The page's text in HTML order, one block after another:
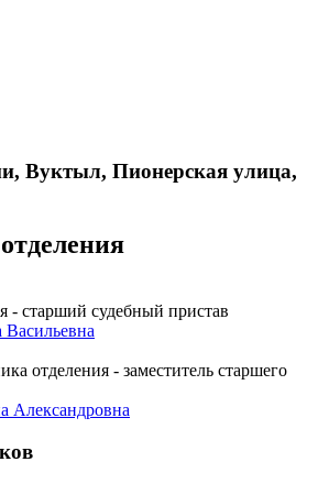
Вуктыл, Пионерская улица,
- старший судебный пристав
отделения - заместитель старшего
Александровна